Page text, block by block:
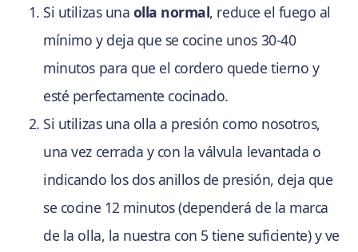
Si utilizas una olla normal, reduce el fuego al
mínimo y deja que se cocine unos 30-40
minutos para que el cordero quede tierno y
esté perfectamente cocinado.
Si utilizas una olla a presión como nosotros,
una vez cerrada y con la válvula levantada o
indicando los dos anillos de presión, deja que
se cocine 12 minutos (dependerá de la marca
de la olla, la nuestra con 5 tiene suficiente) y ve